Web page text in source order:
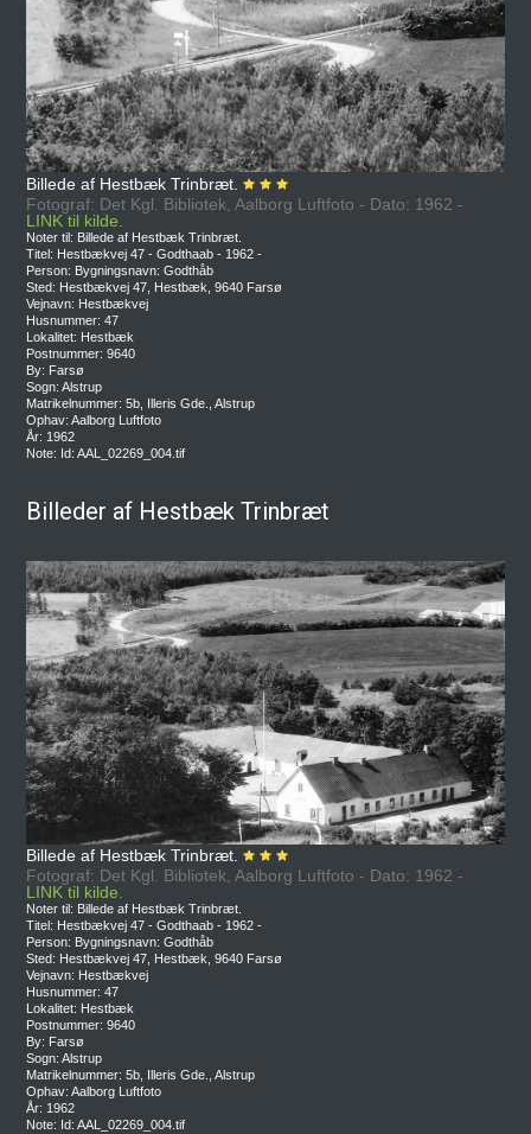
Billede af Hestbæk Trinbræt.
Fotograf: Det Kgl. Bibliotek, Aalborg Luftfoto - Dato: 1962 -
LINK til kilde.
Noter til: Billede af Hestbæk Trinbræt.
Titel: Hestbækvej 47 - Godthaab - 1962 -
Person: Bygningsnavn: Godthåb
Sted: Hestbækvej 47, Hestbæk, 9640 Farsø
Vejnavn: Hestbækvej
Husnummer: 47
Lokalitet: Hestbæk
Postnummer: 9640
By: Farsø
Sogn: Alstrup
Matrikelnummer: 5b, Illeris Gde., Alstrup
Ophav: Aalborg Luftfoto
År: 1962
Note: Id: AAL_02269_004.tif
Billeder af Hestbæk Trinbræt
Billede af Hestbæk Trinbræt.
Fotograf: Det Kgl. Bibliotek, Aalborg Luftfoto - Dato: 1962 -
LINK til kilde.
Noter til: Billede af Hestbæk Trinbræt.
Titel: Hestbækvej 47 - Godthaab - 1962 -
Person: Bygningsnavn: Godthåb
Sted: Hestbækvej 47, Hestbæk, 9640 Farsø
Vejnavn: Hestbækvej
Husnummer: 47
Lokalitet: Hestbæk
Postnummer: 9640
By: Farsø
Sogn: Alstrup
Matrikelnummer: 5b, Illeris Gde., Alstrup
Ophav: Aalborg Luftfoto
År: 1962
Note: Id: AAL_02269_004.tif